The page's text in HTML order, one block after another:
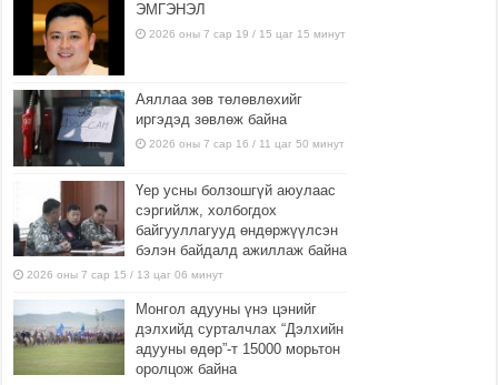
ЭМГЭНЭЛ
2026 оны 7 сар 19 / 15 цаг 15 минут
Аяллаа зөв төлөвлөхийг
иргэдэд зөвлөж байна
2026 оны 7 сар 16 / 11 цаг 50 минут
Үер усны болзошгүй аюулаас
сэргийлж, холбогдох
байгууллагууд өндөржүүлсэн
бэлэн байдалд ажиллаж байна
2026 оны 7 сар 15 / 13 цаг 06 минут
Монгол адууны үнэ цэнийг
дэлхийд сурталчлах “Дэлхийн
адууны өдөр”-т 15000 морьтон
оролцож байна